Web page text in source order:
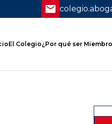
El Colegio¿Por qué ser